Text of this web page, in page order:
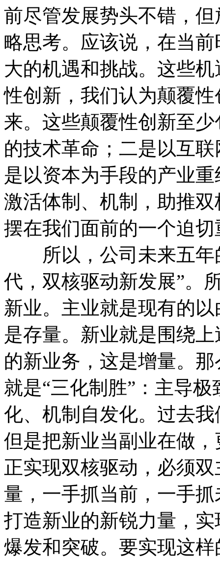
前尽管发展势头不错，
略思考。应该说，在当
大的机遇和挑战。这些
性创新，我们认为颠覆
来。这些颠覆性创新至
的技术革命；二是以互
是以资本为手段的产业
激活体制、机制，助推
摆在我们面前的一个迫
所以，公司未来五年
代，双核驱动新发展”。
新业。主业就是现有的
是存量。新业就是围绕
的新业务，这是增量。
就是“三化制胜”：主导极
化、机制自发化。过去
但是把新业当副业在做
正实现双核驱动，必须
量，一手抓当前，一手
打造新业的新锐力量，
爆发和突破。要实现这